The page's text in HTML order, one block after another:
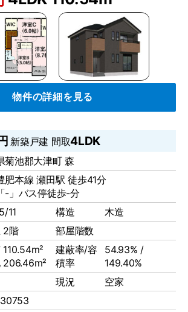
物件の詳細を見る
新築戸建 間取4LDK
菊池郡大津町 森
肥本線 瀬田駅 徒歩41分
-」バス停徒歩-分
11 構造
木造
2階 部屋階数
206.46m²
建蔽率/容
積率
54.93% /
149.40%
現況
空家